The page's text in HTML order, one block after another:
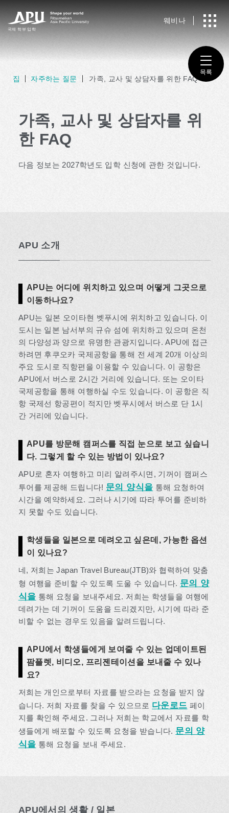
목록
국제 ​ ​학부 입학
웨비나
집 자주하는 질문 가족, 교사 및 상담자를 위한 FAQ
가족, 교사 및 상담자를 위
한 FAQ
다음 정보는 2027학년도 입학 신청에 관한 것입니다.
APU 소개
APU는 어디에 위치하고 있으며 어떻게 그곳으로
이동하나요?
APU는 일본 오이타현 벳푸시에 위치하고 있습니다. 이
도시는 일본 남서부의 규슈 섬에 위치하고 있으며 온천
의 다양성과 양으로 유명한 관광지입니다. APU에 접근
하려면 후쿠오카 국제공항을 통해 전 세계 20개 이상의
주요 도시로 직항편을 이용할 수 있습니다. 이 공항은
APU에서 버스로 2시간 거리에 있습니다. 또는 오이타
국제공항을 통해 여행하실 수도 있습니다. 이 공항은 직
항 국제선 항공편이 적지만 벳푸시에서 버스로 단 1시
간 거리에 있습니다.
APU를 방문해 캠퍼스를 직접 눈으로 보고 싶습니
다. 그렇게 할 수 있는 방법이 있나요?
APU로 혼자 여행하고 미리 알려주시면, 기꺼이 캠퍼스
투어를 제공해 드립니다! 문의 양식을 통해 요청하여
시간을 예약하세요. 그러나 시기에 따라 투어를 준비하
지 못할 수도 있습니다.
학생들을 일본으로 데려오고 싶은데, 가능한 옵션
이 있나요?
네, 저희는 Japan Travel Bureau(JTB)와 협력하여 맞춤
형 여행을 준비할 수 있도록 도울 수 있습니다. 문의 양
식을 통해 요청을 보내주세요. 저희는 학생들을 여행에
데려가는 데 기꺼이 도움을 드리겠지만, 시기에 따라 준
비할 수 없는 경우도 있음을 알려드립니다.
APU에서 학생들에게 보여줄 수 있는 업데이트된
팜플렛, 비디오, 프리젠테이션을 보내줄 수 있나
요?
저희는 개인으로부터 자료를 받으라는 요청을 받지 않
습니다. 저희 자료를 찾을 수 있으므로 다운로드 페이
지를 확인해 주세요. 그러나 저희는 학교에서 자료를 학
생들에게 배포할 수 있도록 요청을 받습니다. 문의 양
식을 통해 요청을 보내 주세요.
APU에서의 생활 / 일본